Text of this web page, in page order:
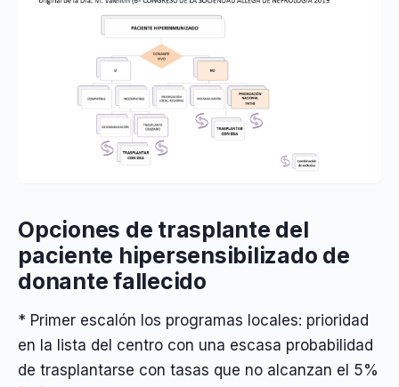
Opciones de trasplante del
paciente hipersensibilizado de
donante fallecido
* Primer escalón los programas locales: prioridad
en la lista del centro con una escasa probabilidad
de trasplantarse con tasas que no alcanzan el 5%